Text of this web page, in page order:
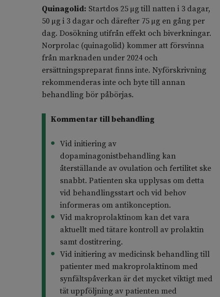
Quinagolid: Startdos 25 µg till natten i 3 dagar,
50 µg i 3 dagar och därefter 75 µg en gång per
dag. Dosökning utifrån effekt och biverkningar.
Norprolac (quinagolid) kommer att försvinna
från marknaden under 2024 och
ersättningspreparat finns inte. Nyförskrivning
rekommenderas inte och byte till annan
behandling bör påbörjas.
Kommentar till behandling
Vid initiering av
dopaminagonistbehandling kan
återställande av ovulation och fertilitet ske
snabbt. Patienten ska upplysas om detta
vid behandlingsstart och vid behov
informeras om antikonception.
Vid makroprolaktinom kan det vara
aktuellt med tätare kontroll av prolaktin
samt dostitrering.
Vid initiering av medicinsk behandling till
patienter med makroprolaktinom med
synfältspåverkan är det mycket viktigt med
tät uppföljning av patienten med